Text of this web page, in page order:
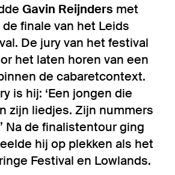
Gavin Reijnders met
finale van het Leids
De jury van het festival
het laten horen van een
de cabaretcontext.
is hij: ‘Een jongen die
zijn liedjes. Zijn nummers
Na de finalistentour ging
hij op plekken als het
Festival en Lowlands.